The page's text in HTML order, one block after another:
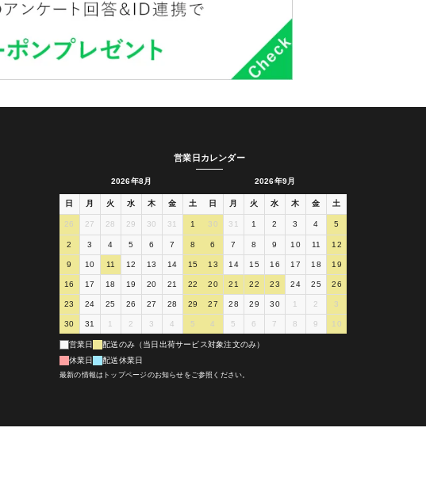
営業日カレンダー
2026年8月
日 月 火 水 木 金 土
26 27 28 29 30 31 1
2 3 4 5 6 7 8
9 10 11 12 13 14 15
16 17 18 19 20 21 22
23 24 25 26 27 28 29
30 31 1 2 3 4 5
2026年9月
日 月 火 水 木 金 土
30 31 1 2 3 4 5
6 7 8 9 10 11 12
13 14 15 16 17 18 19
20 21 22 23 24 25 26
27 28 29 30 1 2 3
4 5 6 7 8 9 10
営業日
配送のみ（当日出荷サービス対象注文のみ）
休業日
配送休業日
最新の情報はトップページのお知らせをご参照ください。